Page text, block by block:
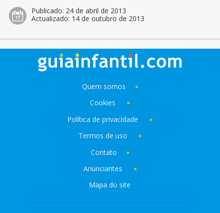
Publicado: 24 de abril de 2013
Actualizado: 14 de outubro de 2013
Quem somos
Cookies
Política de privacidade
Termos de uso
Contato
Anunciantes
Mapa do site